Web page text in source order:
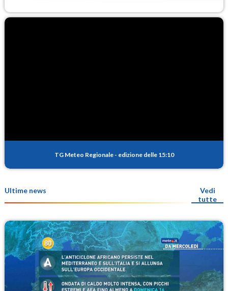
TG Meteo Regionale - edizione delle 15:10
Ultime news
Vedi
tutte